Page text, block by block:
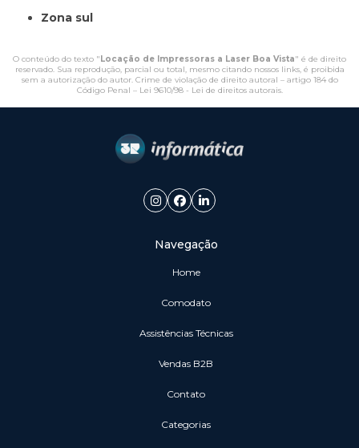
Zona sul
O conteúdo do texto "Locação de Impressoras a Laser Boa Vista" é de direito
reservado. Sua reprodução, parcial ou total, mesmo citando nossos links, é proibida
sem a autorização do autor. Crime de violação de direito autoral – artigo 184 do
Código Penal – Lei 9610/98 - Lei de direitos autorais.
Navegação
Home
Comodato
Assistências Técnicas
vendas B2B
Contato
Categorias